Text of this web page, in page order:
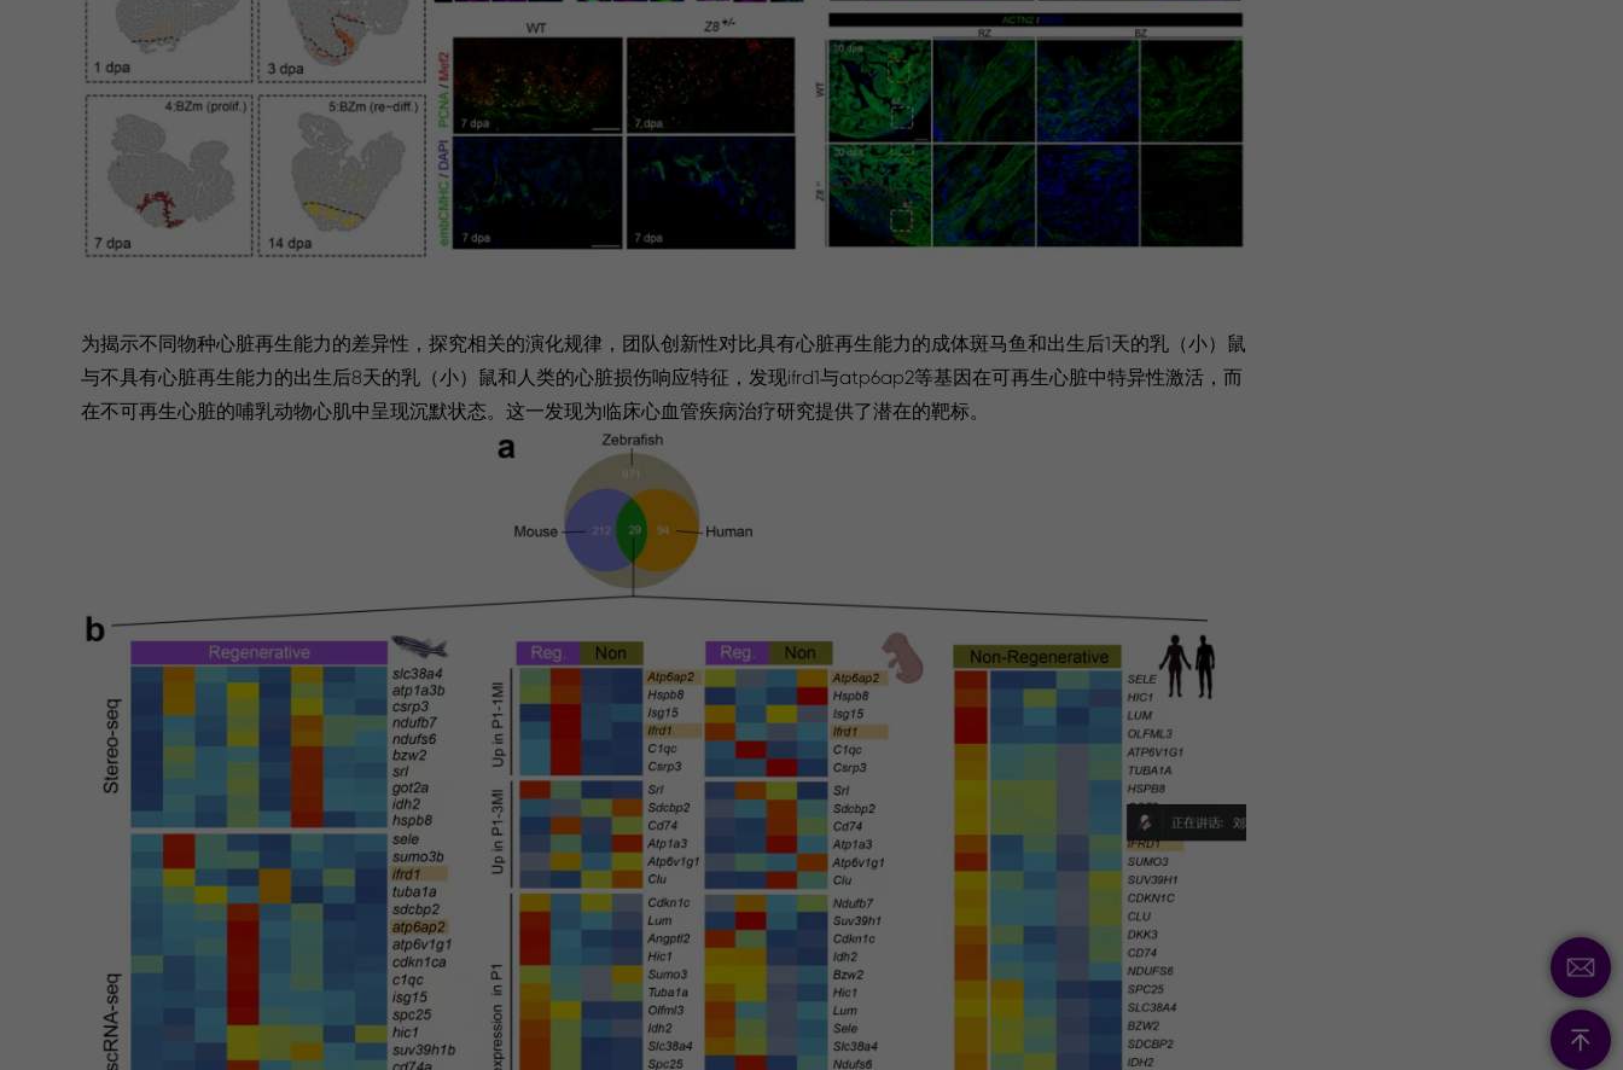
为揭示不同物种心脏再生能力的差异性，探究相关的演化规律，团队创新性对比具有心脏再生能力的成体斑马鱼和出生后1天的乳（小）鼠
与不具有心脏再生能力的出生后8天的乳（小）鼠和人类的心脏损伤响应特征，发现ifrd1与atp6ap2等基因在可再生心脏中特异性激活，而
在不可再生心脏的哺乳动物心肌中呈现沉默状态。这一发现为临床心血管疾病治疗研究提供了潜在的靶标。